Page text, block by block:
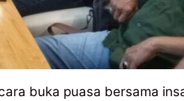
buka puasa bersama